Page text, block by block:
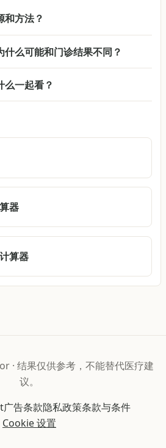
和方法？
么可能和门诊结果不同？
么一起看？
器
算器
· 结果仅供参考，不能替代医疗建
议。
广告条款隐私政策条款与条件
Cookie 设置